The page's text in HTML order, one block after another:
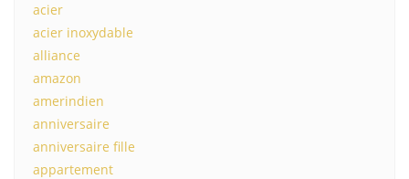
acier
acier inoxydable
alliance
amazon
amerindien
anniversaire
anniversaire fille
appartement